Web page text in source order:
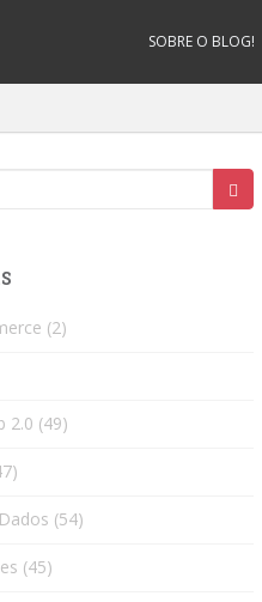
SOBRE O BLOG!
(2)
2.0 (49)
(54)
(45)